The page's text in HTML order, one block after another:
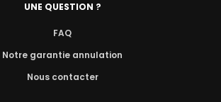
UNE QUESTION ?
FAQ
Notre garantie annulation
Nous contacter